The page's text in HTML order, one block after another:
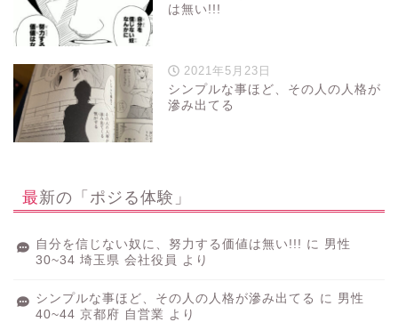
は無い!!!
2021年5月23日
シンプルな事ほど、その人の人格が
滲み出てる
最新の「ポジる体験」
自分を信じない奴に、努力する価値は無い!!! に 男性
30~34 埼玉県 会社役員
より
シンプルな事ほど、その人の人格が滲み出てる に 男性
40~44 京都府 自営業 より